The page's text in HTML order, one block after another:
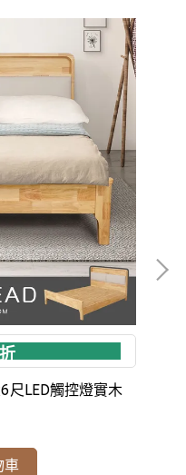
尺LED觸控燈實木
車